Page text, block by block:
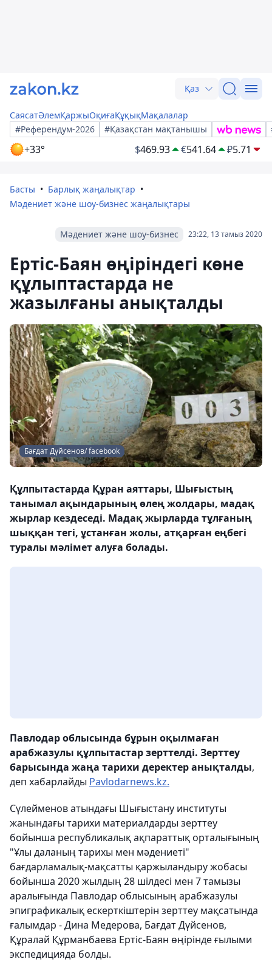
Қаз
СаясатӘлемҚаржыОқиғаҚұқықМақалалар
#Референдум-2026
#Қазақстан мақтанышы
+33° $469.93 €541.64 ₽5.71
Басты
Барлық жаңалықтар
Мәдениет және шоу-бизнес жаңалықтары
23:22, 13 тамыз 2020
Мәдениет және шоу-бизнес
Ертіс-Баян өңіріндегі көне
құлыптастарда не
жазылғаны анықталды
Бағдат Дүйсенов/ facebook
Құлпытастарда Құран аяттары, Шығыстың
танымал ақындарының өлең жолдары, мадақ
жырлар кездеседі. Мадақ жырларда тұлғаның
шыққан тегі, ұстанған жолы, атқарған еңбегі
туралы мәлімет алуға болады.
Павлодар облысында бұрын оқылмаған
арабжазулы құлпытастар зерттелді. Зерттеу
барысында жаңа тарихи деректер анықталды,
деп хабарлайды Pavlodarnews.kz.
Сүлейменов атындағы Шығыстану институты
жанындағы тарихи материалдарды зерттеу
бойынша республикалық ақпараттық орталығының
"Ұлы даланың тарихы мен мәдениеті"
бағдарламалық-мақсатты қаржыландыру жобасы
бойынша 2020 жылдың 28 шілдесі мен 7 тамызы
аралығында Павлодар облысының арабжазулы
эпиграфикалық ескерткіштерін зерттеу мақсатында
ғалымдар - Дина Медерова, Бағдат Дүйсенов,
Құралай Құрманбаева Ертіс-Баян өңірінде ғылыми
экспедицияда болды.